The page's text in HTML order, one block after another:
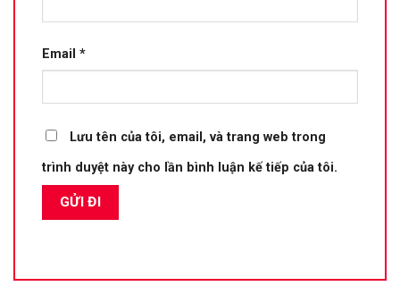
Email *
Lưu tên của tôi, email, và trang web trong
trình duyệt này cho lần bình luận kế tiếp của tôi.